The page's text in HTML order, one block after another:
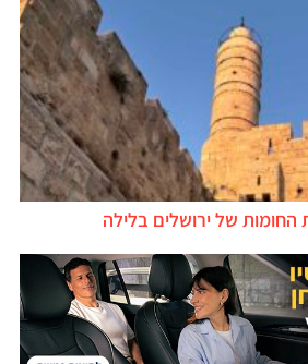
החומות של ירושלים בלילה